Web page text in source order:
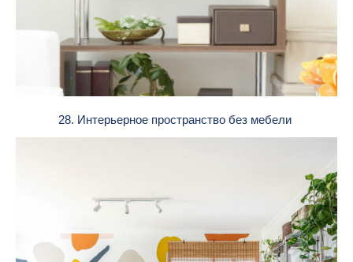
28. Интерьерное пространство без мебели